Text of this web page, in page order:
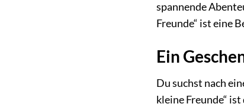
spannende
Freunde“ ist eine
Ein
Du suchst nach
kleine Freunde“